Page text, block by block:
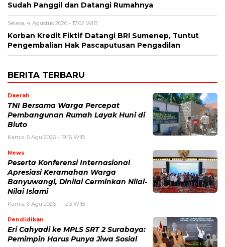
Sudah Panggil dan Datangi Rumahnya
Selasa, 4 Agustus 2026 - 17:02 WIB
Korban Kredit Fiktif Datangi BRI Sumenep, Tuntut
Pengembalian Hak Pascaputusan Pengadilan
BERITA TERBARU
Daerah
TNI Bersama Warga Percepat
Pembangunan Rumah Layak Huni di
Bluto
Kamis, 6 Agu 2026 - 19:16 WIB
News
Peserta Konferensi Internasional
Apresiasi Keramahan Warga
Banyuwangi, Dinilai Cerminkan Nilai-
Nilai Islami
Kamis, 6 Agu 2026 - 11:23 WIB
Pendidikan
Eri Cahyadi ke MPLS SRT 2 Surabaya:
Pemimpin Harus Punya Jiwa Sosial